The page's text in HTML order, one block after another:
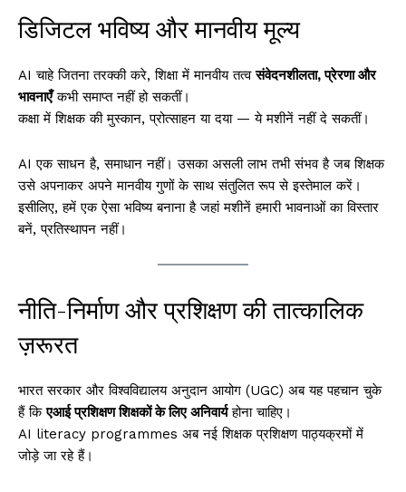
डिजिटल भविष्य और मानवीय मूल्य
AI चाहे जितना तरक्की करे, शिक्षा में मानवीय तत्वसंवेदनशीलता, प्रेरणा और
भावनाएँकभी समाप्त नहीं हो सकतीं।
कक्षा में शिक्षक की मुस्कान, प्रोत्साहन या दया — ये मशीनें नहीं दे सकतीं।
AI एक साधन है, समाधान नहीं। उसका असली लाभ तभी संभव है जब शिक्षक
उसे अपनाकर अपने मानवीय गुणों के साथ संतुलित रूप से इस्तेमाल करें।
इसीलिए, हमें एक ऐसा भविष्य बनाना है जहां मशीनें हमारी भावनाओं का विस्तार
बनें, प्रतिस्थापन नहीं।
नीति-निर्माण और प्रशिक्षण की तात्कालिक
ज़रूरत
भारत सरकार और विश्वविद्यालय अनुदान आयोग (UGC) अब यह पहचान चुके
हैं किएआई प्रशिक्षण शिक्षकों के लिए अनिवार्यहोना चाहिए।
AI literacy programmes अब नई शिक्षक प्रशिक्षण पाठ्यक्रमों में
जोड़े जा रहे हैं।